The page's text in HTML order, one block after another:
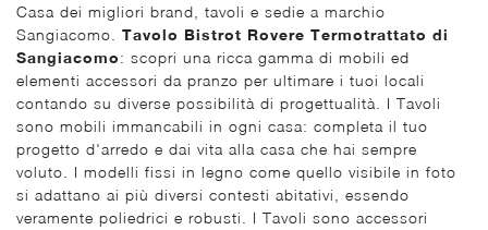
Casa dei migliori brand, tavoli e sedie a marchio
Sangiacomo. Tavolo Bistrot Rovere Termotrattato di
Sangiacomo: scopri una ricca gamma di mobili ed
elementi accessori da pranzo per ultimare i tuoi locali
contando su diverse possibilità di progettualità. I Tavoli
sono mobili immancabili in ogni casa: completa il tuo
progetto d'arredo e dai vita alla casa che hai sempre
voluto. I modelli fissi in legno come quello visibile in foto
si adattano ai più diversi contesti abitativi, essendo
veramente poliedrici e robusti. I Tavoli sono accessori